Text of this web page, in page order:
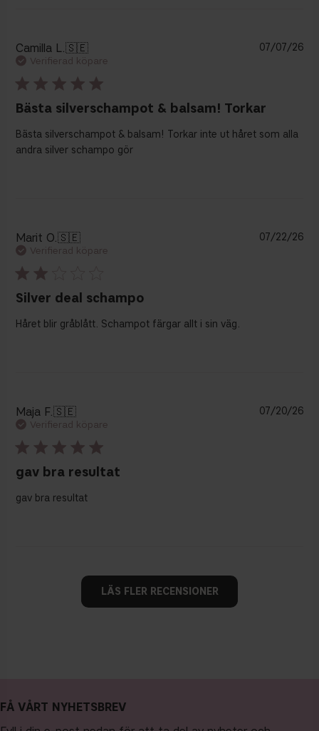
Camilla L.🇸🇪
Verifierad köpare
Bästa silverschampot & balsam! Torkar
Bästa silverschampot & balsam! Torkar inte ut håret som alla
andra silver schampo gör
07/07/26
Marit O.🇸🇪
Verifierad köpare
Silver deal schampo
Håret blir gråblått. Schampot färgar allt i sin väg.
07/22/26
Maja F.🇸🇪
Verifierad köpare
gav bra resultat
gav bra resultat
07/20/26
LÄS FLER RECENSIONER
FÅ VÅRT NYHETSBREV